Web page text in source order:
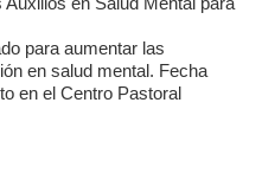
para aumentar las
en salud mental. Fecha
en el Centro Pastoral